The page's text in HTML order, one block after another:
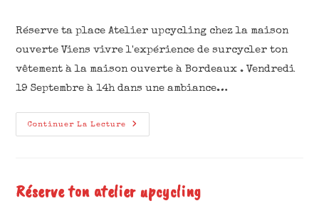
Réserve ta place Atelier upcycling chez la maison
ouverte Viens vivre l'expérience de surcycler ton
vêtement à la maison ouverte à Bordeaux . Vendredi
19 Septembre à 14h dans une ambiance…
Continuer La Lecture
Réserve ton atelier upcycling